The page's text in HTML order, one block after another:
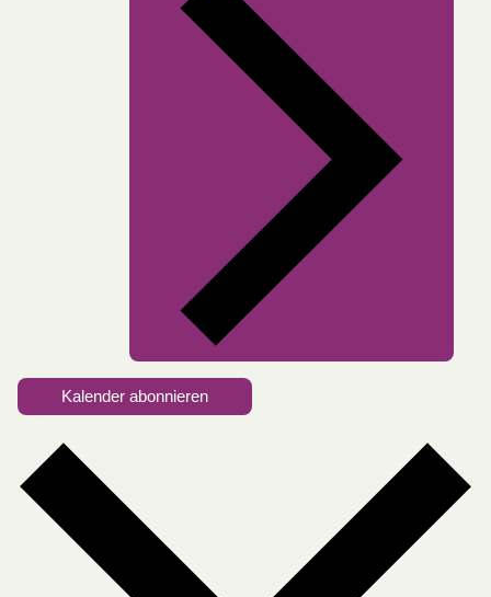
Kalender abonnieren